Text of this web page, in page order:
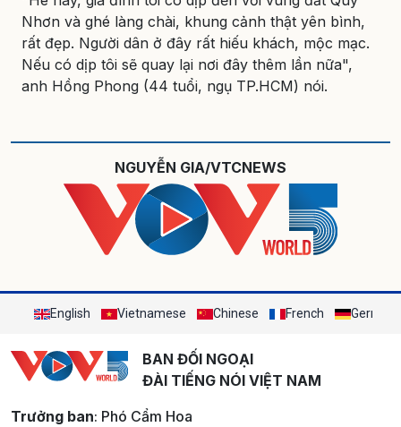
Nhơn và ghé làng chài, khung cảnh thật yên bình,
rất đẹp. Người dân ở đây rất hiếu khách, mộc mạc.
Nếu có dịp tôi sẽ quay lại nơi đây thêm lần nữa",
anh Hồng Phong (44 tuổi, ngụ TP.HCM) nói.
NGUYỄN GIA/VTCNEWS
English Vietnamese Chinese French German
BAN ĐỐI NGOẠI
ĐÀI TIẾNG NÓI VIỆT NAM
Trưởng ban: Phó Cẩm Hoa